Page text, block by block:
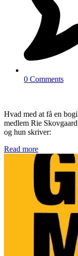
0 Comments
Hvad med at få en
medlem Rie
og hun skriver:
Read more